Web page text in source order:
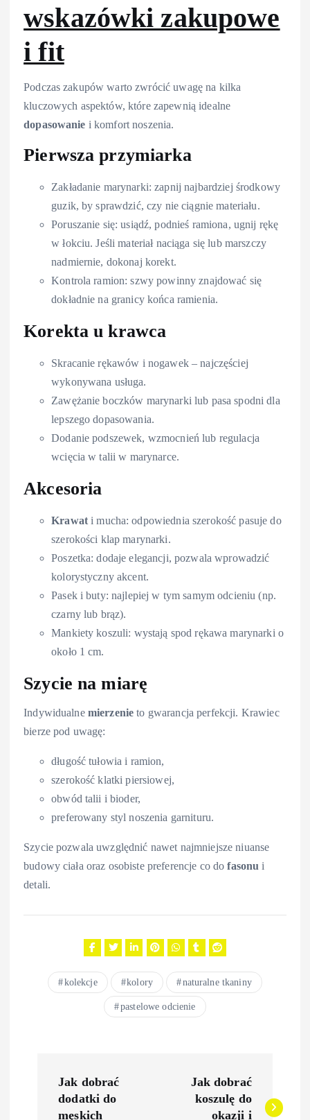
wskazówki zakupowe
i fit
Podczas zakupów warto zwrócić uwagę na kilka
kluczowych aspektów, które zapewnią idealne
dopasowanie i komfort noszenia.
Pierwsza przymiarka
Zakładanie marynarki: zapnij najbardziej środkowy
guzik, by sprawdzić, czy nie ciągnie materiału.
Poruszanie się: usiądź, podnieś ramiona, ugnij rękę
w łokciu. Jeśli materiał naciąga się lub marszczy
nadmiernie, dokonaj korekt.
Kontrola ramion: szwy powinny znajdować się
dokładnie na granicy końca ramienia.
Korekta u krawca
Skracanie rękawów i nogawek – najczęściej
wykonywana usługa.
Zawężanie boczków marynarki lub pasa spodni dla
lepszego dopasowania.
Dodanie podszewek, wzmocnień lub regulacja
wcięcia w talii w marynarce.
Akcesoria
Krawati mucha: odpowiednia szerokość pasuje do
szerokości klap marynarki.
Poszetka: dodaje elegancji, pozwala wprowadzić
kolorystyczny akcent.
Pasek i buty: najlepiej w tym samym odcieniu (np.
czarny lub brąz).
Mankiety koszuli: wystają spod rękawa marynarki o
około 1 cm.
Szycie na miarę
Indywidualne mierzenie to gwarancja perfekcji. Krawiec
bierze pod uwagę:
długość tułowia i ramion,
szerokość klatki piersiowej,
obwód talii i bioder,
preferowany styl noszenia garnituru.
Szycie pozwala uwzględnić nawet najmniejsze niuanse
budowy ciała oraz osobiste preferencje co dofasonu i
detali.
kolekcje kolory naturalne tkaniny
pastelowe odcienie
Jak dobrać
dodatki do
męskich
Jak dobrać
koszulę do
okazji i